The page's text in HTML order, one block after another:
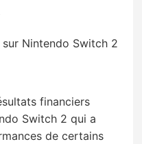
Nintendo Switch 2
financiers
Switch 2 qui a
de certains